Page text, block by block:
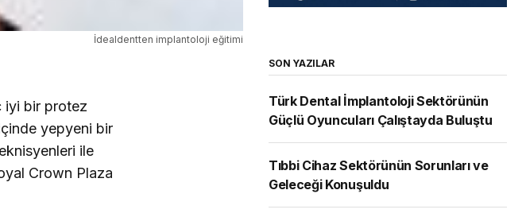
İdealdentten implantoloji eğitimi
iyi bir protez
yepyeni bir
ile
Crown Plaza
SON YAZILAR
Türk Dental İmplantoloji Sektörünün
Güçlü Oyuncuları Çalıştayda Buluştu
Tıbbi Cihaz Sektörünün Sorunları ve
Geleceği Konuşuldu